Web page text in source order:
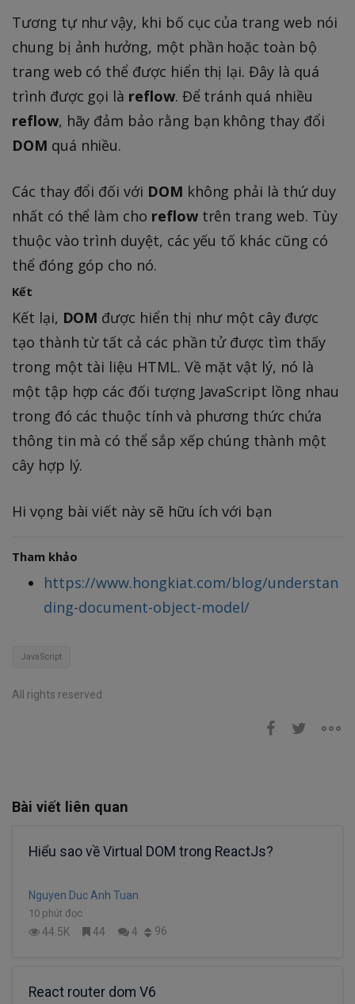
Tương tự như vậy, khi bố cục của trang web nói
chung bị ảnh hưởng, một phần hoặc toàn bộ
trang web có thể được hiển thị lại. Đây là quá
trình được gọi là reflow. Để tránh quá nhiều
reflow, hãy đảm bảo rằng bạn không thay đổi
DOM quá nhiều.
Các thay đổi đối với DOM không phải là thứ duy
nhất có thể làm cho reflowtrên trang web. Tùy
thuộc vào trình duyệt, các yếu tố khác cũng có
thể đóng góp cho nó.
Kết
Kết lại, DOM được hiển thị như một cây được
tạo thành từ tất cả các phần tử được tìm thấy
trong một tài liệu HTML. Về mặt vật lý, nó là
một tập hợp các đối tượng JavaScript lồng nhau
trong đó các thuộc tính và phương thức chứa
thông tin mà có thể sắp xếp chúng thành một
cây hợp lý.
Hi vọng bài viết này sẽ hữu ích với bạn
Tham khảo
https://www.hongkiat.com/blog/understan
ding-document-object-model/
JavaScript
All rights reserved
Bài viết liên quan
Hiểu sao về Virtual DOM trong ReactJs?
Nguyen Duc Anh Tuan
10 phút đọc
44.5K 44 4 96
React router dom V6